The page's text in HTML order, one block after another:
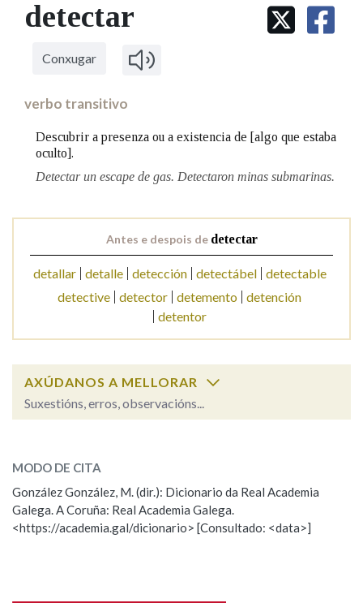
IDENTIDADE CORPORATIVA
MARCIAL DEL ADALID
FIGURAS HOMENAXEADAS
Facebook
TwitterYoutubeInstagram
Bluesky
BUSCAR NOS LEMAS
Comeza por
Contén
Nas definicións
Na fraseoloxía
Marcas gramaticais
detectar
Conxugar
verbo transitivo
Descubrir a presenza ou a existencia de [algo que estaba
oculto].
Detectar un escape de gas. Detectaron minas submarinas.
Antes e despois de detectar
detallar detalle detección detectábel
detectable
detective detector detemento detención
detentor
AXÚDANOS A MELLORAR
Suxestións, erros, observacións...
ESCOLLE UNHA OPCIÓN:
Observación Hai un erro na palabra
Propoño mellorar a definición
MODO DE CITA
González González, M. (dir.): Dicionario da Real Academia
Galega. A Coruña: Real Academia Galega.
<https://academia.gal/dicionario> [Consultado: <data>]